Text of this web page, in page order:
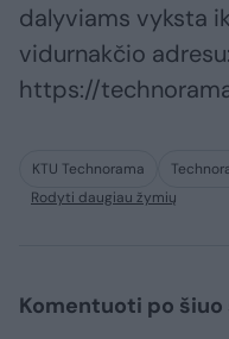
dalyviams vyksta
vidurnakčio adresu:
https://
KTU Technorama
Rodyti daugiau žymių
Komentuoti po